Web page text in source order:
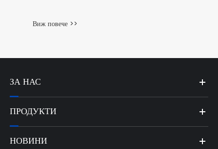
ЗА НАС
ПРОДУКТИ
НОВИНИ